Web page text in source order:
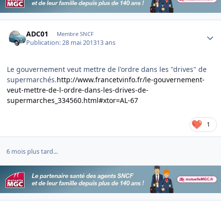
ADC01 Membre SNCF
Publication:28 mai 201313 ans
Le gouvernement veut mettre de l'ordre dans les "drives" de
supermarchés.http://www.francetvinfo.fr/le-gouvernement-
veut-mettre-de-l-ordre-dans-les-drives-de-
supermarches_334560.html#xtor=AL-67
1
6 mois plus tard...